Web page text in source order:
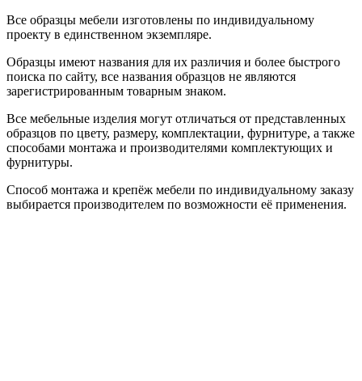
Все образцы мебели изготовлены по индивидуальному
проекту в единственном экземпляре.
Образцы имеют названия для их различия и более быстрого
поиска по сайту, все названия образцов не являются
зарегистрированным товарным знаком.
Все мебельные изделия могут отличаться от представленных
образцов по цвету, размеру, комплектации, фурнитуре, а также
способами монтажа и производителями комплектующих и
фурнитуры.
Способ монтажа и крепёж мебели по индивидуальному заказу
выбирается производителем по возможности её применения.